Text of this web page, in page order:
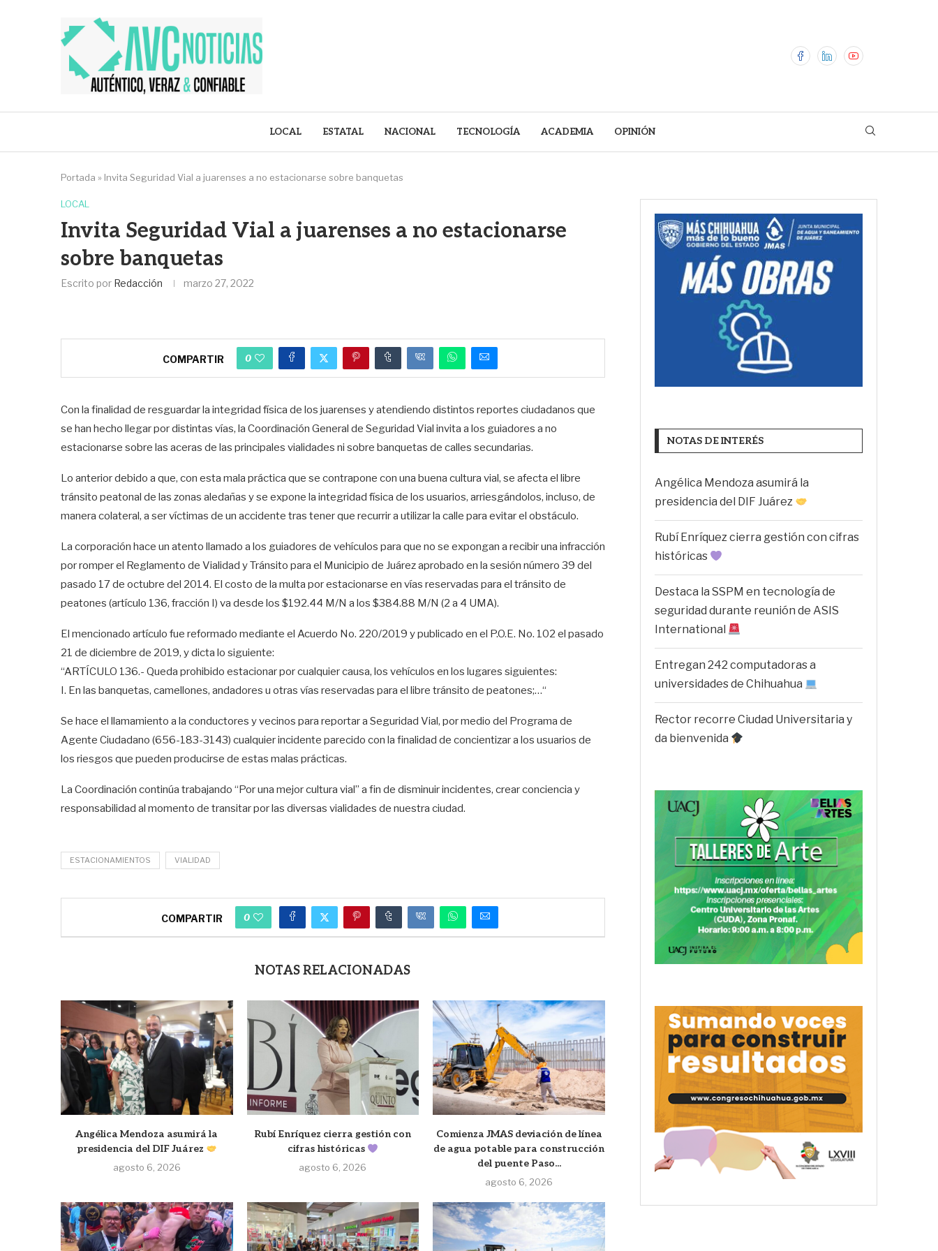
LOCAL ESTATAL NACIONAL TECNOLOGÍA ACADEMIA OPINIÓN
Portada » Invita Seguridad Vial a juarenses a no estacionarse sobre banquetas
LOCAL
Invita Seguridad Vial a juarenses a no estacionarse
sobre banquetas
Escrito por Redacción marzo 27, 2022
COMPARTIR 0
Con la finalidad de resguardar la integridad física de los juarenses y atendiendo distintos reportes ciudadanos que
se han hecho llegar por distintas vías, la Coordinación General de Seguridad Vial invita a los guiadores a no
estacionarse sobre las aceras de las principales vialidades ni sobre banquetas de calles secundarias.
Lo anterior debido a que, con esta mala práctica que se contrapone con una buena cultura vial, se afecta el libre
tránsito peatonal de las zonas aledañas y se expone la integridad física de los usuarios, arriesgándolos, incluso, de
manera colateral, a ser víctimas de un accidente tras tener que recurrir a utilizar la calle para evitar el obstáculo.
La corporación hace un atento llamado a los guiadores de vehículos para que no se expongan a recibir una infracción
por romper el Reglamento de Vialidad y Tránsito para el Municipio de Juárez aprobado en la sesión número 39 del
pasado 17 de octubre del 2014. El costo de la multa por estacionarse en vías reservadas para el tránsito de
peatones (artículo 136, fracción I) va desde los $192.44 M/N a los $384.88 M/N (2 a 4 UMA).
El mencionado artículo fue reformado mediante el Acuerdo No. 220/2019 y publicado en el P.O.E. No. 102 el pasado
21 de diciembre de 2019, y dicta lo siguiente:
“ARTÍCULO 136.- Queda prohibido estacionar por cualquier causa, los vehículos en los lugares siguientes:
I. En las banquetas, camellones, andadores u otras vías reservadas para el libre tránsito de peatones;…“
Se hace el llamamiento a la conductores y vecinos para reportar a Seguridad Vial, por medio del Programa de
Agente Ciudadano (‪656-183-3143) cualquier incidente parecido con la finalidad de concientizar a los usuarios de
los riesgos que pueden producirse de estas malas prácticas.
La Coordinación continúa trabajando “Por una mejor cultura vial” a fin de disminuir incidentes, crear conciencia y
responsabilidad al momento de transitar por las diversas vialidades de nuestra ciudad.
ESTACIONAMIENTOS VIALIDAD
COMPARTIR 0
NOTAS RELACIONADAS
Angélica Mendoza asumirá la
presidencia del DIF Juárez
agosto 6, 2026
Rubí Enríquez cierra gestión con
cifras históricas
agosto 6, 2026
Comienza JMAS deviación de línea
de agua potable para construcción
del puente Paso...
agosto 6, 2026
NOTAS DE INTERÉS
Angélica Mendoza asumirá la
presidencia del DIF Juárez
Rubí Enríquez cierra gestión con cifras
históricas
Destaca la SSPM en tecnología de
seguridad durante reunión de ASIS
International
Entregan 242 computadoras a
universidades de Chihuahua
Rector recorre Ciudad Universitaria y
da bienvenida